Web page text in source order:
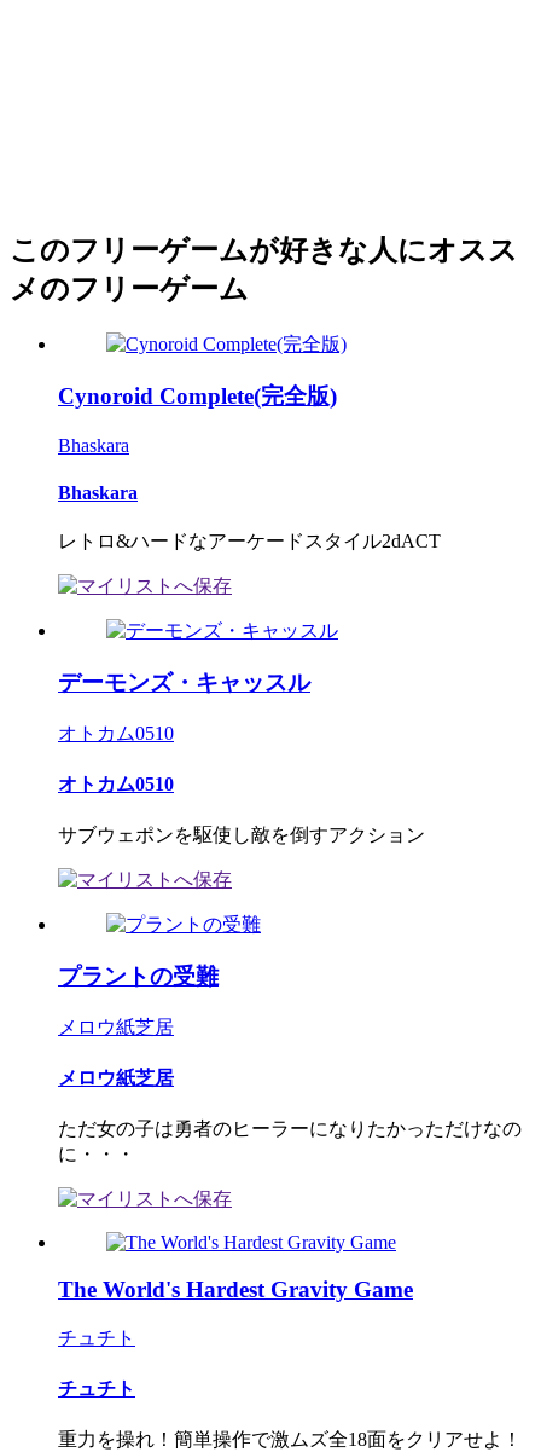
このフリーゲームが好きな人にオスス
メのフリーゲーム
Cynoroid Complete(完全版)
Bhaskara
Bhaskara
レトロ&ハードなアーケードスタイル2dACT
デーモンズ・キャッスル
オトカム0510
オトカム0510
サブウェポンを駆使し敵を倒すアクション
プラントの受難
メロウ紙芝居
メロウ紙芝居
ただ女の子は勇者のヒーラーになりたかっただけなの
に・・・
The World's Hardest Gravity Game
チュチト
チュチト
重力を操れ！簡単操作で激ムズ全18面をクリアせよ！